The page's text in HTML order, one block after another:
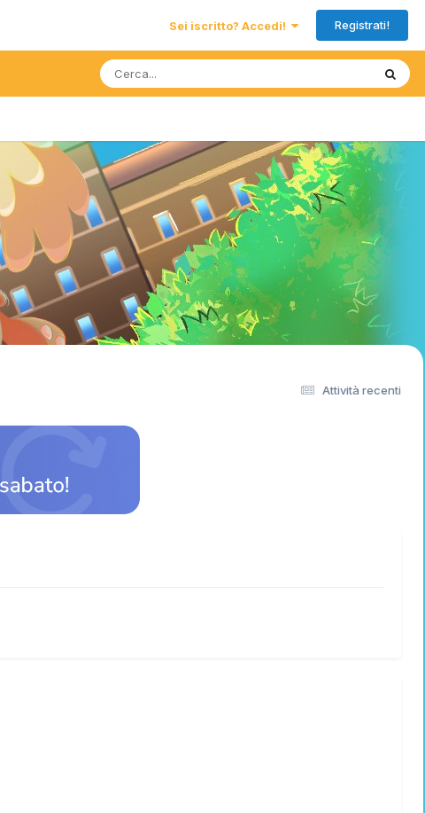
Sei iscritto? Accedi! Registrati!
Attività recenti